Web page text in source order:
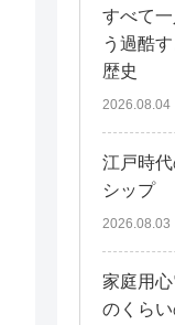
すべて
う過酷
歴史
2026.08.04
江戸時
シップ
2026.08.03
家庭用
のくら